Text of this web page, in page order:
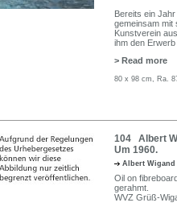
Bereits ein
gemeinsam mit
Kunstverein
ihm den
> Read more
80 x 98 cm, Ra.
104 Albert
Um 1960.
Albert Wigand
Oil on
gerahmt.
WVZ Grüß-